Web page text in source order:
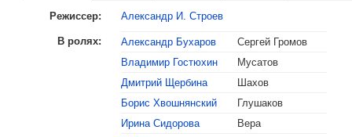
Режиссер: Александр И. Строев
В ролях: Александр Бухаров
Сергей Громов
Владимир Гостюхин
Мусатов
Дмитрий Щербина
Шахов
Борис Хвошнянский
Глушаков
Ирина Сидорова
Вера